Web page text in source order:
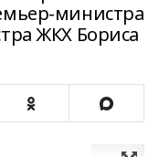
министра
ЖКХ Бориса